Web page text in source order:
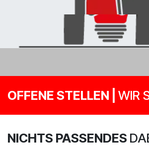
OFFENE STELLEN | WIR
NICHTS PASSENDES